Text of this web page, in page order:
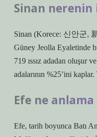
Sinan nerenin
Sinan (Korece: 신안군,
Güney Jeolla Eyaletinde
719 ıssız adadan oluşur
adalarının %25’ini
Efe ne
Efe, tarih boyunca Batı